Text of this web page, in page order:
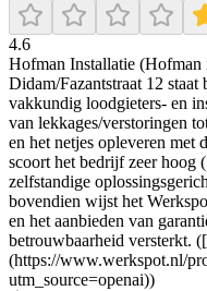
4.6
Hofman Installatie (Hofman
Didam/Fazantstraat 12
vakkundig loodgieters- en
van lekkages/verstoringen
en het netjes opleveren
scoort het bedrijf zeer hoog
zelfstandige
bovendien wijst het
en het aanbieden van
betrouwbaarheid versterkt.
(https://www.werkspot.nl/
utm_source=openai))